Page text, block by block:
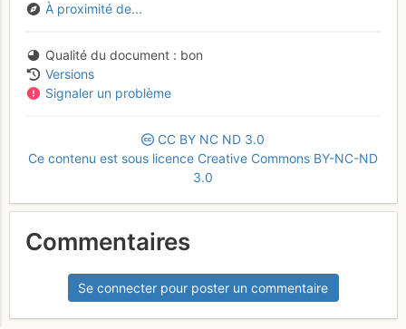
À proximité de...
Qualité du document
bon
Versions
Signaler un problème
CC BY NC ND 3.0
Ce contenu est sous licence Creative Commons BY-NC-ND
3.0
Commentaires
Se connecter pour poster un commentaire